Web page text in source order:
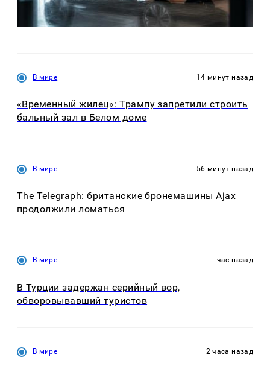
В мире 14 минут назад
«Временный жилец»: Трампу запретили строить
бальный зал в Белом доме
В мире 56 минут назад
The Telegraph: британские бронемашины Ajax
продолжили ломаться
В мире час назад
В Турции задержан серийный вор,
обворовывавший туристов
В мире 2 часа назад